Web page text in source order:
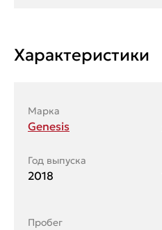
Характеристики
Марка
Genesis
Год выпуска
2018
Пробег